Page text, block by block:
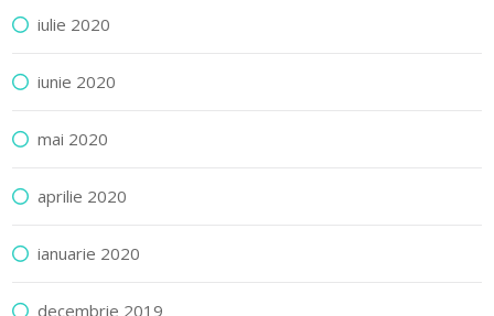
iulie 2020
iunie 2020
mai 2020
aprilie 2020
ianuarie 2020
decembrie 2019